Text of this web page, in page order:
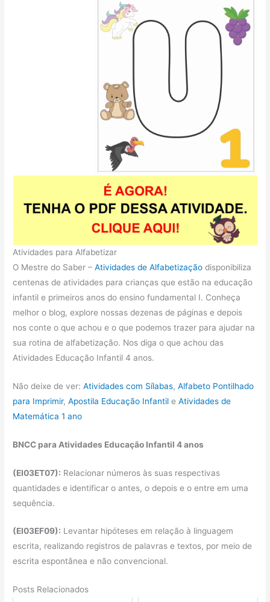
Atividades para Alfabetizar
O Mestre do Saber –Atividades de Alfabetização disponibiliza
centenas de atividades para crianças que estão na educação
infantil e primeiros anos do ensino fundamental I. Conheça
melhor o blog, explore nossas dezenas de páginas e depois
nos conte o que achou e o que podemos trazer para ajudar na
sua rotina de alfabetização. Nos diga o que achou das
Atividades Educação Infantil 4 anos.
Não deixe de ver:Atividades com Sílabas,Alfabeto Pontilhado
para Imprimir,Apostila Educação Infantil eAtividades de
Matemática 1 ano
BNCC para Atividades Educação Infantil 4 anos
(EI03ET07): Relacionar números às suas respectivas
quantidades e identificar o antes, o depois e o entre em uma
sequência.
(EI03EF09): Levantar hipóteses em relação à linguagem
escrita, realizando registros de palavras e textos, por meio de
escrita espontânea e não convencional.
Posts Relacionados